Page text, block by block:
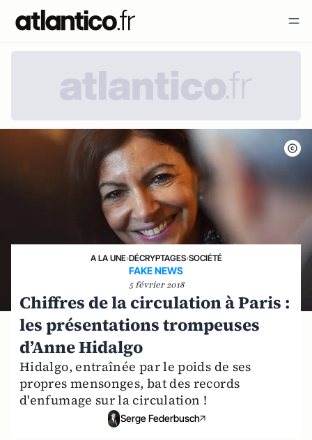
A LA UNE›DÉCRYPTAGES›SOCIÉTÉ
FAKE NEWS
5 février 2018
Chiffres de la circulation à Paris :
les présentations trompeuses
d’Anne Hidalgo
Hidalgo, entraînée par le poids de ses
propres mensonges, bat des records
d'enfumage sur la circulation !
Serge Federbusch